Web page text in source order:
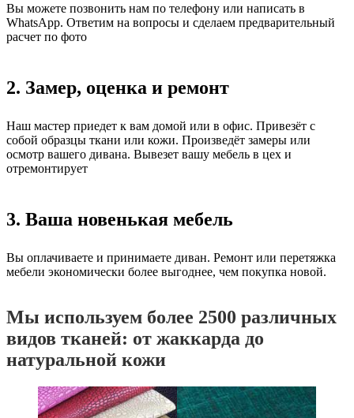
Вы можете позвонить нам по телефону или написать в
WhatsApp. Ответим на вопросы и сделаем предварительный
расчет по фото
2. Замер, оценка и ремонт
Наш мастер приедет к вам домой или в офис. Привезёт с
собой образцы ткани или кожи. Произведёт замеры или
осмотр вашего дивана. Вывезет вашу мебель в цех и
отремонтирует
3. Ваша новенькая мебель
Вы оплачиваете и принимаете диван. Ремонт или перетяжка
мебели экономически более выгоднее, чем покупка новой.
Мы используем более 2500 различных
видов тканей: от жаккарда до
натуральной кожи